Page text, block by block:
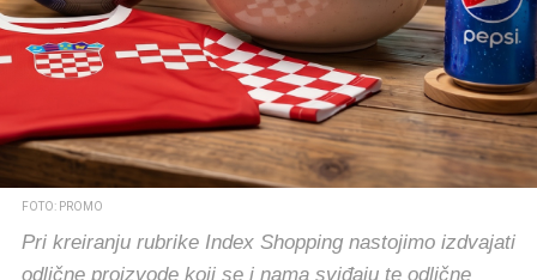
FOTO: PROMO
Pri kreiranju rubrike Index Shopping nastojimo izdvajati
odlične proizvode koji se i nama sviđaju te odlične